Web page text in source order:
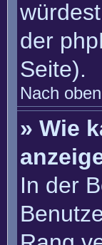
der
Seite).
Nach oben
» Wie
In der